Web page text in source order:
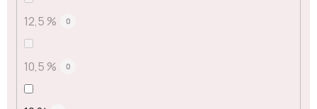
12,5 % 0
10,5 % 0